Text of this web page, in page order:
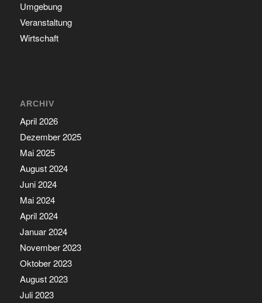
Umgebung
Veranstaltung
Wirtschaft
ARCHIV
April 2026
Dezember 2025
Mai 2025
August 2024
Juni 2024
Mai 2024
April 2024
Januar 2024
November 2023
Oktober 2023
August 2023
Juli 2023